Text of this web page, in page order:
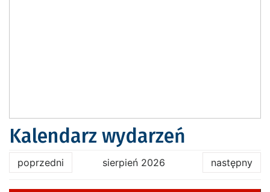
Kalendarz wydarzeń
poprzedni sierpień 2026 następny